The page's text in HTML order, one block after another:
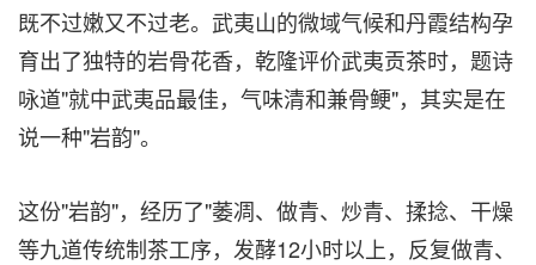
既不过嫩又不过老。武夷山的微域气候和丹霞结构孕
育出了独特的岩骨花香，乾隆评价武夷贡茶时，题诗
咏道"就中武夷品最佳，气味清和兼骨鲠"，其实是在
说一种"岩韵"。
这份"岩韵"，经历了"萎凋、做青、炒青、揉捻、干燥
等九道传统制茶工序，发酵12小时以上，反复做青、